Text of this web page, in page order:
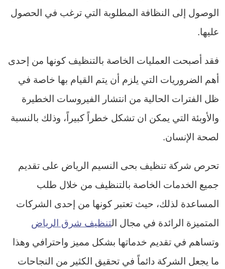
الوصول إلى النظافة المطلوبة التي ترغب في الحصول
عليها.
فقد أصبحت العمليات الخاصة بالتنظيف كونها من إحدى
أهم الضروريات التي يلزم أن يتم القيام بها خاصة في
ظل الفترات الحالية من انتشار الفيروسات الخطيرة
والأوبئة التي يمكن ان تشكل خطراً كبيراً، وذلك بالنسبة
لصحة الإنسان.
تحرص شركة تنظيف بحى النسيم الرياض على تقديم
جميع الخدمات الخاصة بالتنظيف من خلال طلب
المساعدة لذلك، حيث تعتبر كونها من إحدى الشركات
المتميزة الرائدة في مجال التنظيف شرق الرياض
وتساهم في تقديم خدماتها بشكل مميز واحترافي وهذا
ما يجعل الشركة دائماً في تحقيق الكثير من النجاحات